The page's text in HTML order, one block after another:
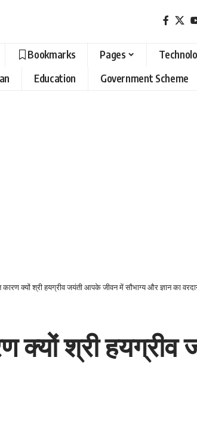
Bookmarks Pages
Education Government Scheme
कारण क्यों श्री हयग्रीव जयंती आपके जीवन में सौभाग्य और ज्ञान का
क्यों श्री